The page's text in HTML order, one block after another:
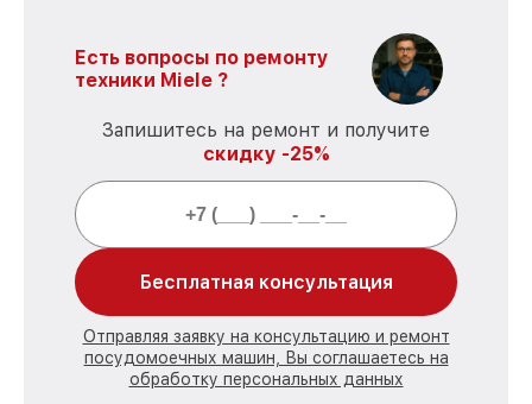
Есть вопросы по ремонту
техники Miele ?
Запишитесь на ремонт и получите
скидку -25%
Бесплатная консультация
Отправляя заявку на консультацию и ремонт
посудомоечных машин, Вы соглашаетесь на
обработку персональных данных